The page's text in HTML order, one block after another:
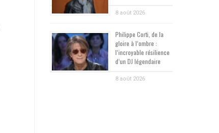
8 août 2026
Philippe Corti, de la
gloire à l’ombre :
l’incroyable résilience
d’un DJ légendaire
8 août 2026